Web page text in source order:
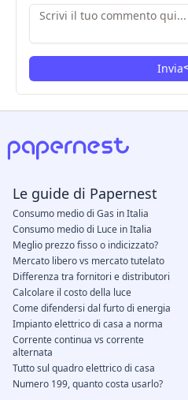
Invia
Le guide di Papernest
Consumo medio di Gas in Italia
Consumo medio di Luce in Italia
Meglio prezzo fisso o indicizzato?
Mercato libero vs mercato tutelato
Differenza tra fornitori e distributori
Calcolare il costo della luce
Come difendersi dal furto di energia
Impianto elettrico di casa a norma
Corrente continua vs corrente
alternata
Tutto sul quadro elettrico di casa
Numero 199, quanto costa usarlo?